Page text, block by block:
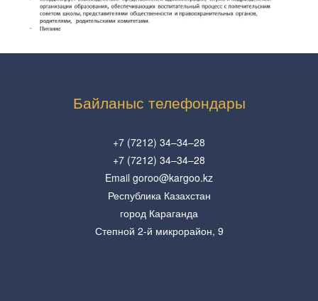
Байланыс телефондары
+7 (7212) 34–34–28
+7 (7212) 34–34–28
Email goroo@kargoo.kz
Республика Казахстан
город Караганда
Степной 2-й микрорайон, 9